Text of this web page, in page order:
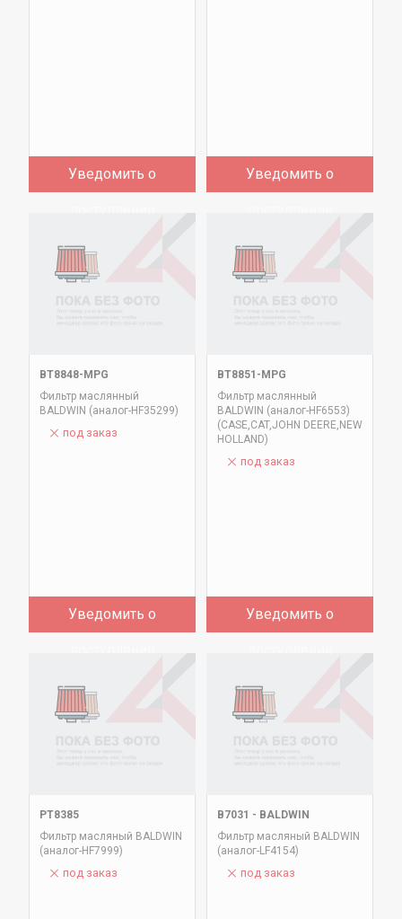
Уведомить о Уведомить о
BT8848-MPG
Фильтр маслянный
BALDWIN (аналог-HF35299)
под заказ
Уведомить о
BT8851-MPG
Фильтр маслянный
BALDWIN (аналог-HF6553)
(CASE,CAT,JOHN DEERE,NEW
HOLLAND)
под заказ
Уведомить о
PT8385
Фильтр масляный BALDWIN
(аналог-HF7999)
под заказ
B7031 - BALDWIN
Фильтр масляный BALDWIN
(аналог-LF4154)
под заказ